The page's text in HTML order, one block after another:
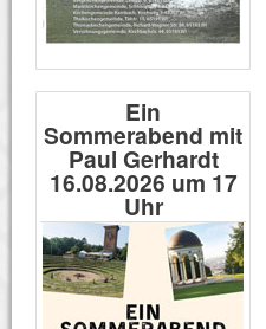
Ein
Sommerabend mit
Paul Gerhardt
16.08.2026 um 17
Uhr